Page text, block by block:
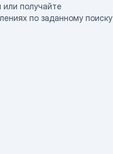
или получайте
по заданному поиску